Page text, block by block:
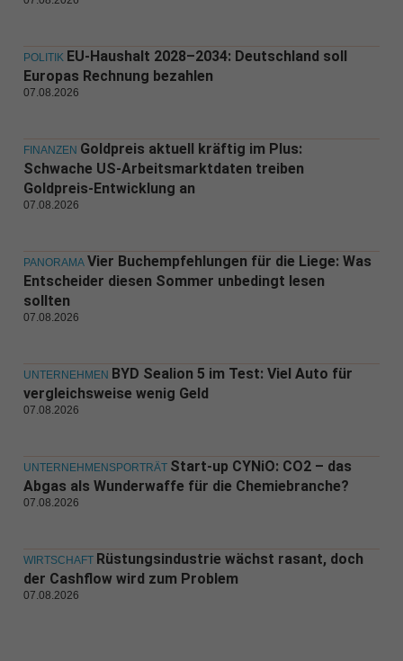
POLITIK EU-Haushalt 2028–2034: Deutschland soll
Europas Rechnung bezahlen
07.08.2026
FINANZEN Goldpreis aktuell kräftig im Plus:
Schwache US-Arbeitsmarktdaten treiben
Goldpreis-Entwicklung an
07.08.2026
PANORAMA Vier Buchempfehlungen für die Liege: Was
Entscheider diesen Sommer unbedingt lesen
sollten
07.08.2026
UNTERNEHMEN BYD Sealion 5 im Test: Viel Auto für
vergleichsweise wenig Geld
07.08.2026
UNTERNEHMENSPORTRÄT Start-up CYNiO: CO2 – das
Abgas als Wunderwaffe für die Chemiebranche?
07.08.2026
WIRTSCHAFT Rüstungsindustrie wächst rasant, doch
der Cashflow wird zum Problem
07.08.2026